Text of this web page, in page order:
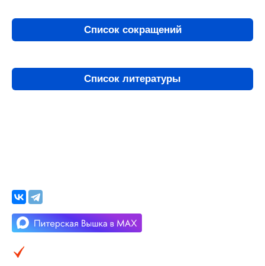
Список сокращений
Список литературы